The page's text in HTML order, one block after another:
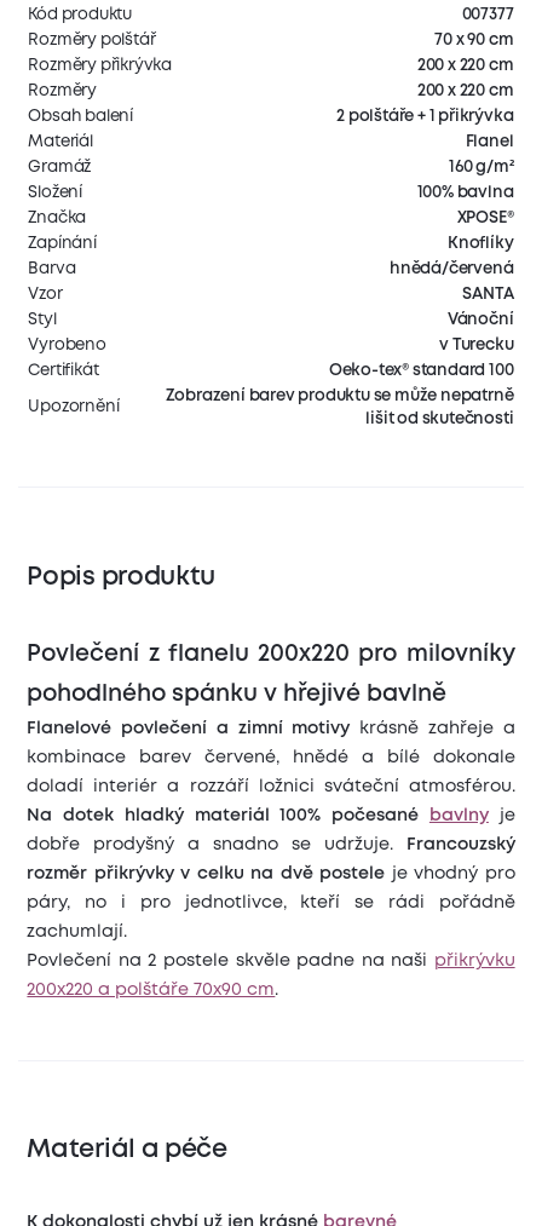
Kód produktu
007377
Rozměry polštář
70 x 90 cm
Rozměry přikrývka
200 x 220 cm
Rozměry
200 x 220 cm
Obsah balení
2 polštáře + 1 přikrývka
Materiál
Flanel
Gramáž
160 g/m²
Složení
100% bavlna
Značka
XPOSE®
Zapínání
Knoflíky
Barva
hnědá/červená
Vzor
SANTA
Styl
Vánoční
Vyrobeno
v Turecku
Certifikát
Oeko-tex® standard 100
Upozornění
Zobrazení barev produktu se může nepatrně
lišit od skutečnosti
Popis produktu
Povlečení z flanelu 200x220 pro milovníky
pohodlného spánku v hřejivé bavlně
Flanelové povlečení a zimní motivy krásně zahřeje a
kombinace barev červené, hnědé a bílé dokonale
doladí interiér a rozzáří ložnici sváteční atmosférou.
Na dotek hladký materiál 100% počesané
bavlnyje
dobře prodyšný a snadno se udržuje.
Francouzský
rozměr přikrývky v celku na dvě postele je vhodný pro
páry, no i pro jednotlivce, kteří se rádi pořádně
zachumlají.
Povlečení na 2 postele skvěle padne na naši
přikrývku
200x220 a polštáře 70x90 cm.
Materiál a péče
K dokonalosti chybí už jen krásné barevné